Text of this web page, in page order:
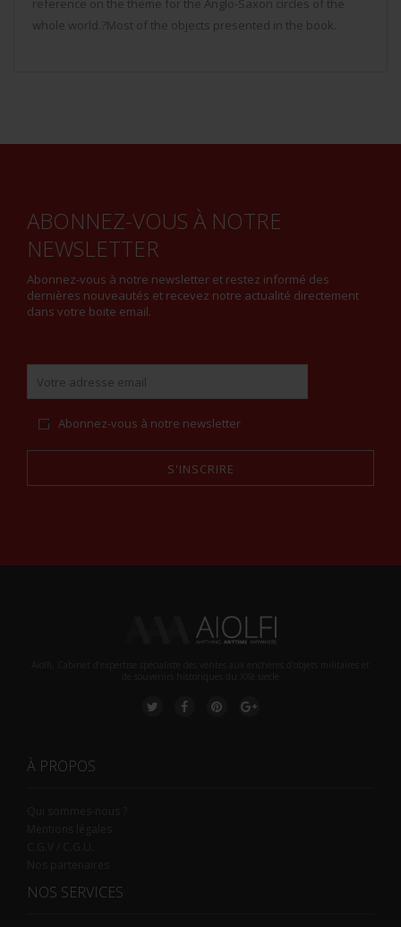
reference on the theme for the Anglo-Saxon circles of the
whole world.?Most of the objects presented in the book.
ABONNEZ-VOUS À NOTRE
NEWSLETTER
Abonnez-vous à notre newsletter et restez informé des
dernières nouveautés et recevez notre actualité directement
dans votre boite email.
Abonnez-vous à notre newsletter
S'INSCRIRE
À PROPOS
NOS SERVICES